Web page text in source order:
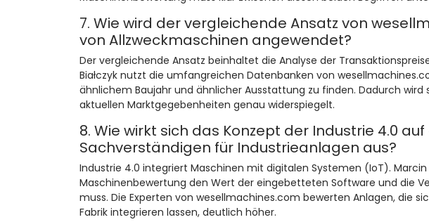
7. Wie wird der vergleichende Ansatz von
von Allzweckmaschinen angewendet?
Der vergleichende Ansatz beinhaltet die Analyse der
Białczyk nutzt die umfangreichen Datenbanken von
ähnlichem Baujahr und ähnlicher Ausstattung zu finden. Dadurch
aktuellen Marktgegebenheiten genau widerspiegelt.
8. Wie wirkt sich das Konzept der Industrie 4.0
Sachverständigen für Industrieanlagen aus?
Industrie 4.0 integriert Maschinen mit digitalen Systemen (IoT). Marcin
Maschinenbewertung den Wert der eingebetteten Software und die
muss. Die Experten von wesellmachines.com bewerten Anlagen, die
Fabrik integrieren lassen, deutlich höher.